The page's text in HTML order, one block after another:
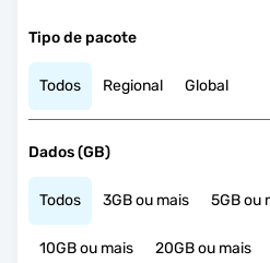
Tipo de pacote
Todos Regional Global
Dados (GB)
Todos 3GB ou mais 5GB ou
10GB ou mais 20GB ou mais